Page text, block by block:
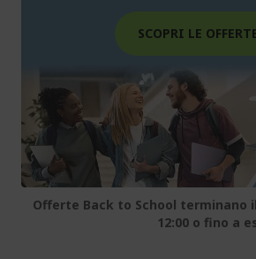
SCOPRI LE
Offerte Back to School terminano
12:00 o fino a